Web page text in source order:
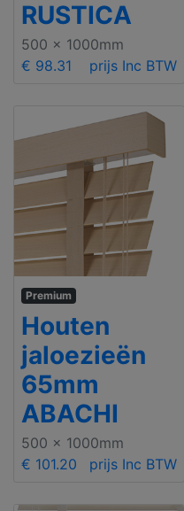
RUSTICA
500 x 1000mm
€ 98.31
prijs Inc BTW
Premium
Houten
jaloezieën
65mm
ABACHI
500 x 1000mm
€ 101.20
prijs Inc BTW